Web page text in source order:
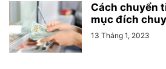
Cách chuyển
mục đích
13 Tháng 1, 2023